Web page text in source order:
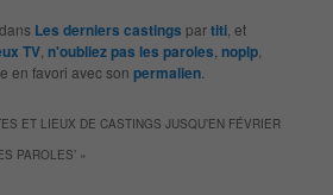
Les derniers castings partiti , et
TV n'oubliez pas les paroles noplp
le en favori avec sonpermalien
ET LIEUX DE CASTINGS JUSQU’EN FÉVRIER
PAROLES’ »